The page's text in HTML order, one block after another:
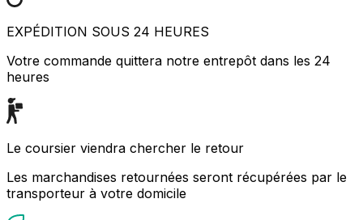
EXPÉDITION SOUS 24 HEURES
Votre commande quittera notre entrepôt dans les 24
heures
Le coursier viendra chercher le retour
Les marchandises retournées seront récupérées par le
transporteur à votre domicile